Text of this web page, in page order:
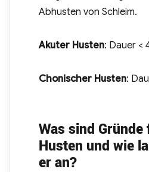
Abhusten von Schleim.
Akuter Husten: Dauer <
Chonischer Husten:
Was sind Gründe
Husten und wie
er an?